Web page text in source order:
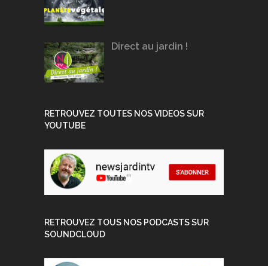
Direct au jardin !
RETROUVEZ TOUTES NOS VIDEOS SUR
YOUTUBE
RETROUVEZ TOUS NOS PODCASTS SUR
SOUNDCLOUD